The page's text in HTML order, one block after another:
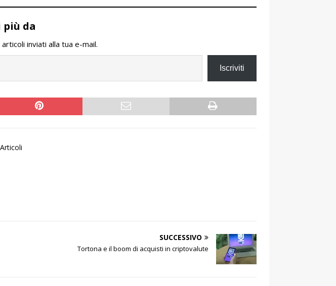
più da
inviati alla tua e-mail.
Iscriviti
SUCCESSIVO
Tortona e il boom di acquisti in criptovalute